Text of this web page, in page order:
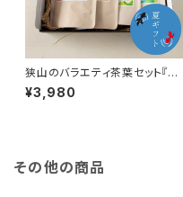
狭山のバラエティ茶葉セット『さ
えずり』／お茶好きのあの人に
感謝の気持ちを！
¥3,980
その他の商品